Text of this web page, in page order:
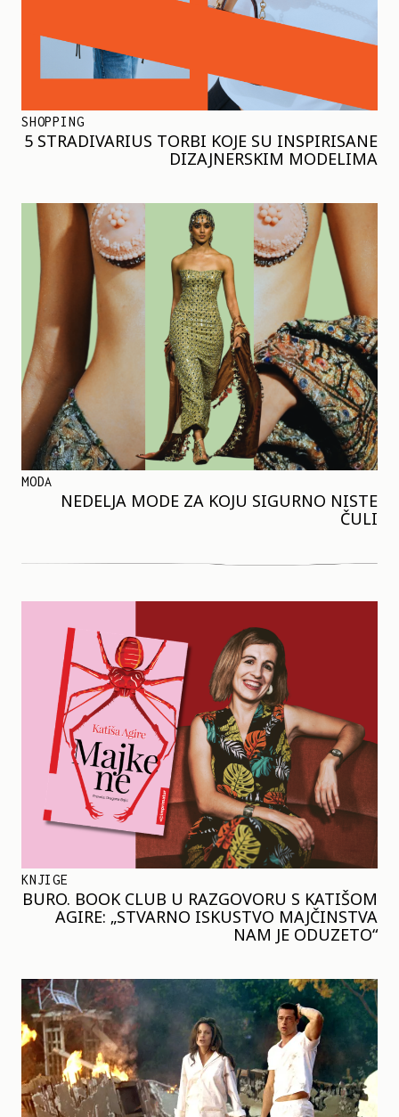
SHOPPING
5 STRADIVARIUS TORBI KOJE SU INSPIRISANE
DIZAJNERSKIM MODELIMA
MODA
NEDELJA MODE ZA KOJU SIGURNO NISTE
ČULI
KNJIGE
BURO. BOOK CLUB U RAZGOVORU S KATIŠOM
AGIRE: „STVARNO ISKUSTVO MAJČINSTVA
NAM JE ODUZETO“